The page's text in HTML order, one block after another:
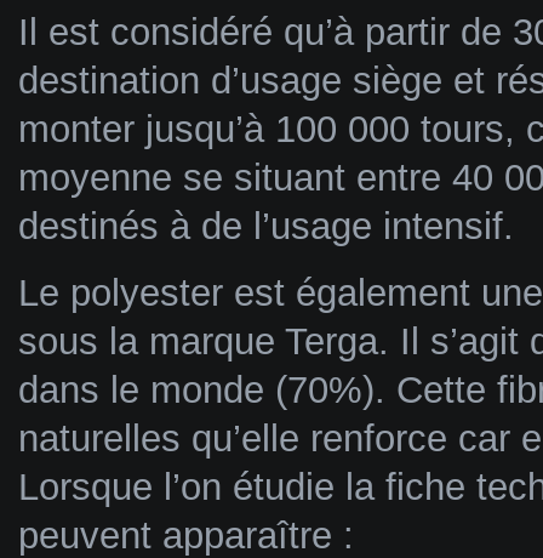
Il est considéré qu’à partir de
destination d’usage siège et
monter jusqu’à 100 000
moyenne se situant entre 40
destinés à de l’usage intensif.
Le polyester est également
sous la marque Terga. Il
dans le monde (70%). Cette
naturelles qu’elle renforce car
Lorsque l’on étudie la fiche
peuvent apparaître :